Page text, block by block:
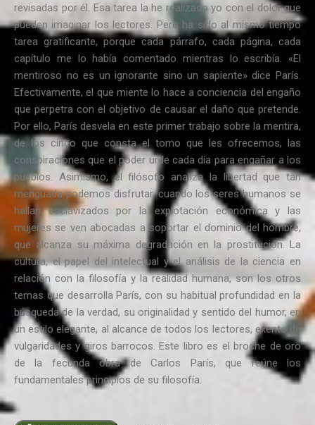
revisadas por él. Esa tarea la he realizado yo con el dolor que
pueden imaginar los lectores. Pero ha sido al mismo tiempo
tarea gratificante, porque cada párrafo, cada página, cada
capítulo me lo había comentado mientras lo escribía. «El
mentiroso no es un ignorante sino un sapiente» dice París.
Efectivamente, el que miente lo hace a conciencia del engaño
que perpetra con el objetivo de causar el daño que pretende.
Por ello, París desvela en este primer trabajo sobre la mentira,
de los cinco que consta el tomo que les ofrecemos, las
conspiraciones que el poder urde cada día para engañar a los
pueblos. Asimismo, el filósofo analiza la libertad que tan
menguada podemos disfrutar, cuando los seres humanos se
hallan esclavizados por la explotación económica y las
mujeres se ven abocadas a soportar el dominio del hombre,
que alcanza su máxima degradación en la prostitución. La
cultura, el papel del intelectual y el análisis de la ciencia en
relación con la filosofía y la realidad humana, son los otros
temas que desarrolla París, con su habitual profundidad en la
búsqueda de la verdad, su originalidad y sentido del humor, en
un estilo elegante, al alcance de todos los lectores, exento de
vulgaridades y giros barrocos. Este libro es el broche de oro
de la fecunda obra de Carlos París, que reúne los
fundamentales principios de su filosofía.